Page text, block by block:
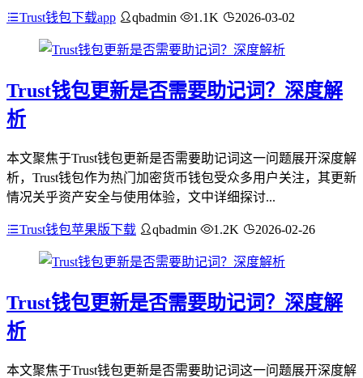
Trust钱包下载app qbadmin 1.1K 2026-03-02
Trust钱包更新是否需要助记词？深度解
析
本文聚焦于Trust钱包更新是否需要助记词这一问题展开深度解
析，Trust钱包作为热门加密货币钱包受众多用户关注，其更新
情况关乎资产安全与使用体验，文中详细探讨...
Trust钱包苹果版下载 qbadmin 1.2K 2026-02-26
Trust钱包更新是否需要助记词？深度解
析
本文聚焦于Trust钱包更新是否需要助记词这一问题展开深度解